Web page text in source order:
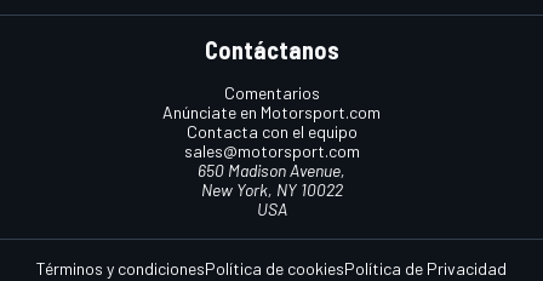
Contáctanos
Comentarios
Anúnciate en Motorsport.com
Contacta con el equipo
sales@motorsport.com
650 Madison Avenue,
New York, NY 10022
USA
Términos y condicionesPolítica de cookiesPolítica de Privacidad